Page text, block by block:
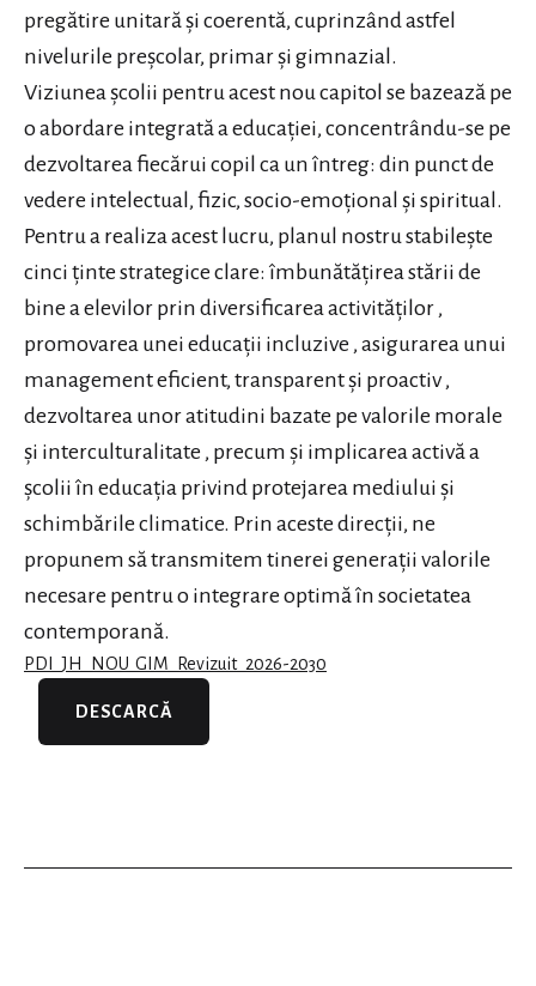
pregătire unitară și coerentă, cuprinzând astfel
nivelurile preșcolar, primar și gimnazial .
Viziunea școlii pentru acest nou capitol se bazează pe
o abordare integrată a educației, concentrându-se pe
dezvoltarea fiecărui copil ca un întreg: din punct de
vedere intelectual, fizic, socio-emoțional și spiritual.
Pentru a realiza acest lucru, planul nostru stabilește
cinci ținte strategice clare: îmbunătățirea stării de
bine a elevilor prin diversificarea activităților ,
promovarea unei educații incluzive , asigurarea unui
management eficient, transparent și proactiv ,
dezvoltarea unor atitudini bazate pe valorile morale
și interculturalitate , precum și implicarea activă a
școlii în educația privind protejarea mediului și
schimbările climatice. Prin aceste direcții, ne
propunem să transmitem tinerei generații valorile
necesare pentru o integrare optimă în societatea
contemporană.
PDI_JH_NOU_GIM_Revizuit_2026-2030
DESCARCĂ